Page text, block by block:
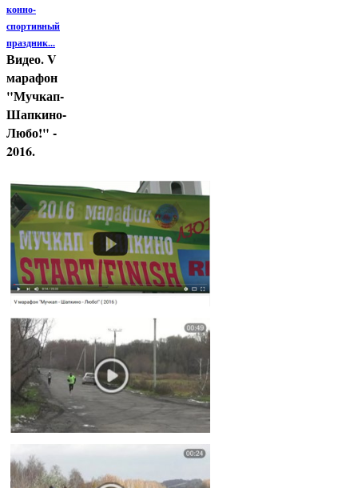
конно-
спортивный
праздник...
Видео. V
марафон
"Мучкап-
Шапкино-
Любо!" -
2016.